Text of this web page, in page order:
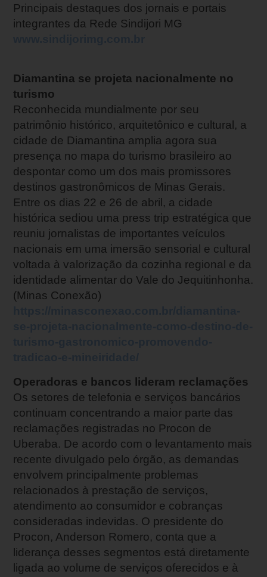
Principais destaques dos jornais e portais
integrantes da Rede Sindijori MG
Diamantina se projeta nacionalmente no
turismo
Reconhecida mundialmente por seu
patrimônio histórico, arquitetônico e cultural, a
cidade de Diamantina amplia agora sua
presença no mapa do turismo brasileiro ao
despontar como um dos mais promissores
destinos gastronômicos de Minas Gerais.
Entre os dias 22 e 26 de abril, a cidade
histórica sediou uma press trip estratégica que
reuniu jornalistas de importantes veículos
nacionais em uma imersão sensorial e cultural
voltada à valorização da cozinha regional e da
identidade alimentar do Vale do Jequitinhonha.
(Minas Conexão)
Operadoras e bancos lideram reclamações
Os setores de telefonia e serviços bancários
continuam concentrando a maior parte das
reclamações registradas no Procon de
Uberaba. De acordo com o levantamento mais
recente divulgado pelo órgão, as demandas
envolvem principalmente problemas
relacionados à prestação de serviços,
atendimento ao consumidor e cobranças
consideradas indevidas. O presidente do
Procon, Anderson Romero, conta que a
liderança desses segmentos está diretamente
ligada ao volume de serviços oferecidos e à